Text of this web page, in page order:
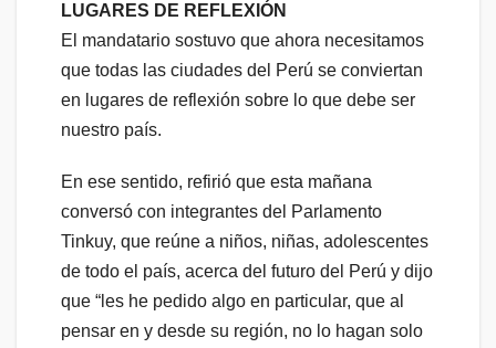
LUGARES DE REFLEXIÓN
El mandatario sostuvo que ahora necesitamos
que todas las ciudades del Perú se conviertan
en lugares de reflexión sobre lo que debe ser
nuestro país.
En ese sentido, refirió que esta mañana
conversó con integrantes del Parlamento
Tinkuy, que reúne a niños, niñas, adolescentes
de todo el país, acerca del futuro del Perú y dijo
que “les he pedido algo en particular, que al
pensar en y desde su región, no lo hagan solo